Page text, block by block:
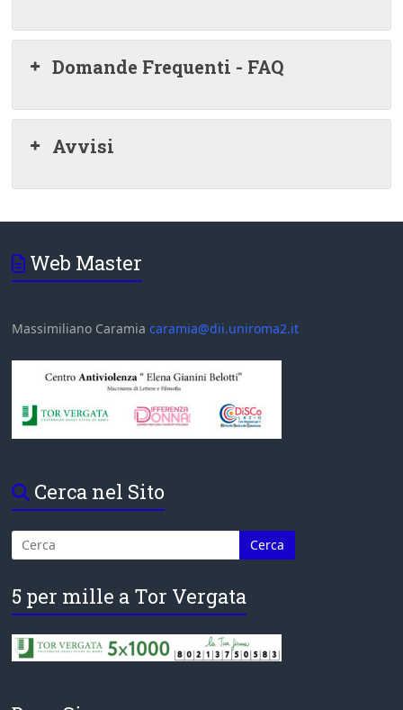
Domande Frequenti - FAQ
Avvisi
Web Master
Massimiliano Caramiacaramia@dii.uniroma2.it
Cerca nel Sito
5 per mille a Tor Vergata